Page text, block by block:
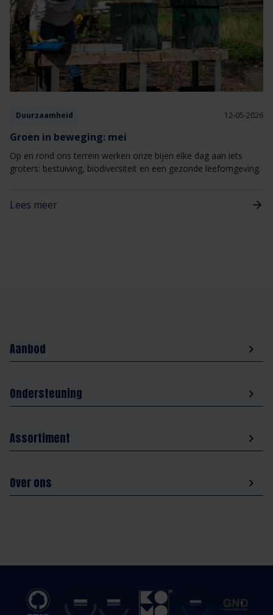
Duurzaamheid 12-05-2026
Groen in beweging: mei
Op en rond ons terrein werken onze bijen elke dag aan iets
groters: bestuiving, biodiversiteit en een gezonde leefomgeving.
Lees meer
Aanbod
Ondersteuning
Assortiment
Over ons